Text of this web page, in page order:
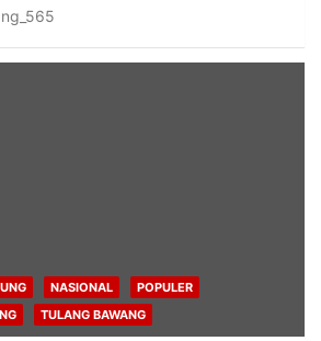
NASIONAL
POPULER
TULANG BAWANG